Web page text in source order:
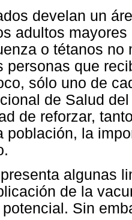
develan un
adultos
o tétanos no
personas que
sólo uno de
de Salud
de reforzar,
población, la
algunas
de la
Sin